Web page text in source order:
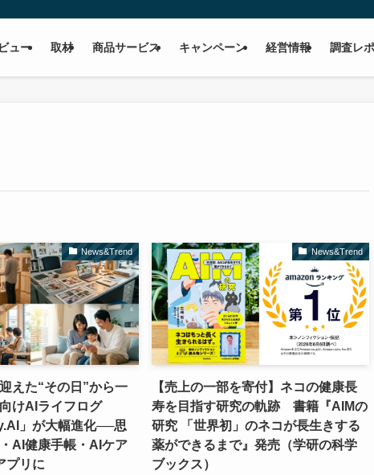
ュー 取材 商品サービス キャンペーン 経営情報 調査レ
News&Trend
えた“その日”から一
けAIライフログ
」が大幅進化──思
AI健康手帳・AIケア
プリに
News&Trend
【売上の一部を寄付】ネコの健康長
寿を目指す研究の軌跡 書籍『AIMの
研究 「世界初」のネコが長生きする
薬ができるまで』発売（学研の科学
ブックス）